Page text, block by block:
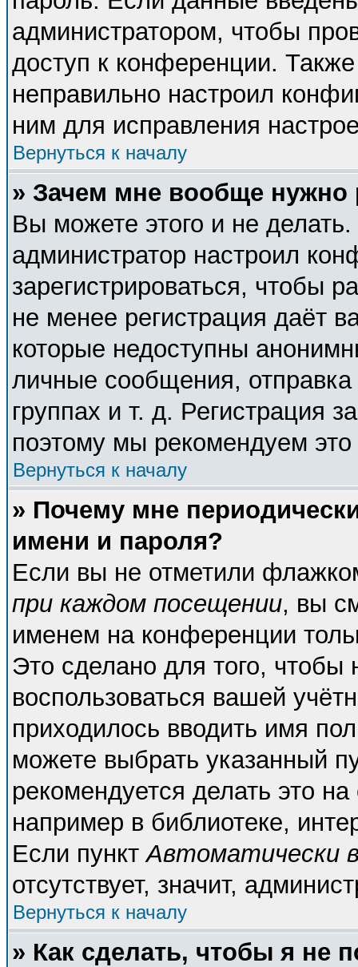
администратором, чтобы
доступ к конференции.
неправильно настроил
ним для исправления
Вернуться к началу
» Зачем мне вообще нужно
Вы можете этого и не делать.
администратор настроил
зарегистрироваться, чтобы
не менее регистрация даёт
которые недоступны
личные сообщения,
группах и т. д. Регистрация
поэтому мы рекомендуем это
Вернуться к началу
» Почему мне
имени и пароля?
Если вы не отметили
при каждом посещении, вы
именем на конференции
Это сделано для того, чтобы
воспользоваться вашей
приходилось вводить имя
можете выбрать указанный
рекомендуется делать это
например в библиотеке,
Если пунктАвтоматически
отсутствует, значит,
Вернуться к началу
» Как сделать, чтобы я не